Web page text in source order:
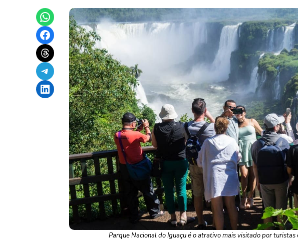
Share on WhatsApp
Share on Facebook
Share on Threads
Share on Telegram
Share on LinkedIn
Parque Nacional do Iguaçu é o atrativo mais visitado por turistas